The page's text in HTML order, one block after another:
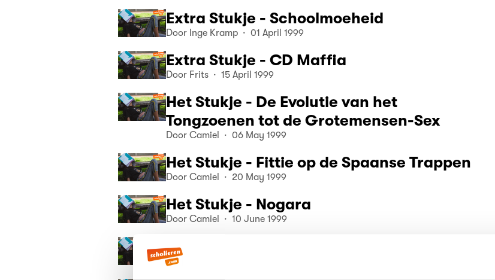
Extra Stukje - Schoolmoeheid
Door Inge Kramp · 01 April 1999
Extra Stukje - CD Maffia
Door Frits · 15 April 1999
Het Stukje - De Evolutie van het
Tongzoenen tot de Grotemensen-Sex
Door Camiel · 06 May 1999
Het Stukje - Fittie op de Spaanse Trappen
Door Camiel · 20 May 1999
Het Stukje - Nogara
Door Camiel · 10 June 1999
Het Stukje - In de Roxy
Door Camiel · 24 June 1999